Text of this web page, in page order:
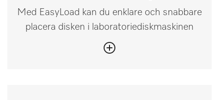
Med EasyLoad kan du enklare och snabbare
placera disken i laboratoriediskmaskinen